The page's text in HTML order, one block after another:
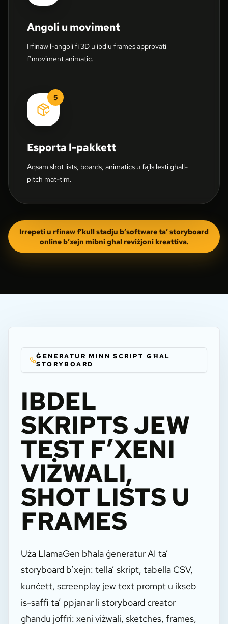
Angoli u moviment
Irfinaw l-angoli fi 3D u ibdlu frames approvati
f’moviment animatic.
5
Esporta l-pakkett
Aqsam shot lists, boards, animatics u fajls lesti għall-
pitch mat-tim.
Irrepeti u rfinaw f’kull stadju b’software ta’ storyboard
online b’xejn mibni għal reviżjoni kreattiva.
ĠENERATUR MINN SCRIPT GĦAL
STORYBOARD
IBDEL
SKRIPTS JEW
TEST F’XENI
VIŻWALI,
SHOT LISTS U
FRAMES
Uża LlamaGen bħala ġeneratur AI ta’
storyboard b’xejn: tella’ skript, tabella CSV,
kunċett, screenplay jew text prompt u ikseb
is-saffi ta’ ppjanar li storyboard creator
għandu joffri: xeni viżwali, sketches, frames,